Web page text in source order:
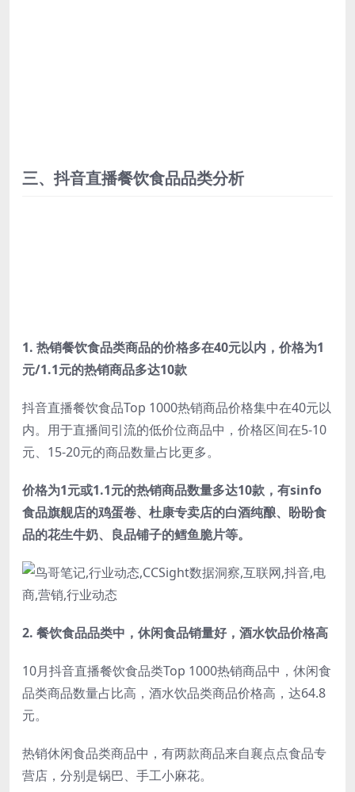
三、抖音直播餐饮食品品类分析
1. 热销餐饮食品类商品的价格多在40元以内，价格为1
元/1.1元的热销商品多达10款
抖音直播餐饮食品Top 1000热销商品价格集中在40元以
内。用于直播间引流的低价位商品中，价格区间在5-10
元、15-20元的商品数量占比更多。
价格为1元或1.1元的热销商品数量多达10款，有sinfo
食品旗舰店的鸡蛋卷、杜康专卖店的白酒纯酿、盼盼食
品的花生牛奶、良品铺子的鳕鱼脆片等。
2. 餐饮食品品类中， 休闲食品销量好，酒水饮品价格高
10月抖音直播餐饮食品类Top 1000热销商品中，休闲食
品类商品数量占比高，酒水饮品类商品价格高，达64.8
元。
热销休闲食品类商品中，有两款商品来自襄点点食品专
营店，分别是锅巴、手工小麻花。